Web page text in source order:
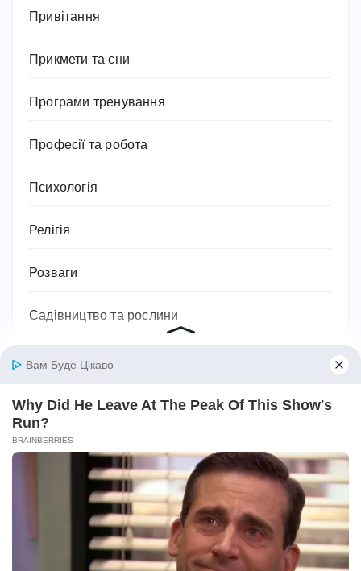
Привітання
Прикмети та сни
Програми тренування
Професії та робота
Психологія
Релігія
Розваги
Садівництво та рослини
Сантехніка
Своїми руками
Секс
Символіка та значення